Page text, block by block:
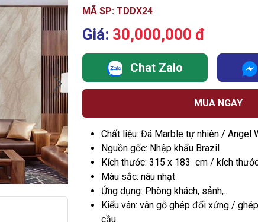
MÃ SP: TDDX24
Giá: 30,000,000 đ
Chat Zalo
MUA NGAY
Chất liệu: Đá Marble tự nhiên / Angel
Nguồn gốc: Nhập khẩu Brazil
Kích thước: 315 x 183 cm / kích
Màu sắc: nâu nhạt
Ứng dụng: Phòng khách, sảnh,..
Kiểu vân: vân gỗ ghép đối xứng /
cầu